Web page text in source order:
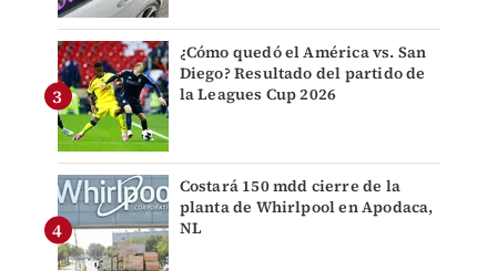
¿Cómo quedó el América vs. San
Diego? Resultado del partido de
la Leagues Cup 2026
Costará 150 mdd cierre de la
planta de Whirlpool en Apodaca,
NL